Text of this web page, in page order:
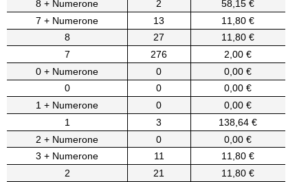
8 + Numerone
2
58,15 €
7 + Numerone
13
11,80 €
8
27
11,80 €
7
276
2,00 €
0 + Numerone
0
0,00 €
0
0
0,00 €
1 + Numerone
0
0,00 €
1
3
138,64 €
2 + Numerone
0
0,00 €
3 + Numerone
11
11,80 €
2
21 11,80 €